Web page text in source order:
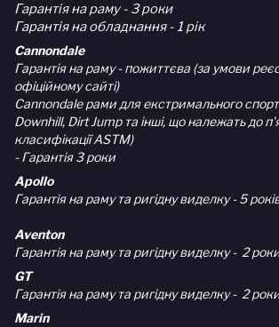
Гарантія на раму - 3 роки
Гарантія на обладнання - 1 рік
Cannondale
Гарантія на раму - пожиттєва (за умови
офіційному сайті)
Cannondale рами для екстримального
Downhill, Dirt Jump та інші, що належать до
класифікації ASTM)
- Гарантія 3 роки
Apollo
Гарантія на раму та ригідну виделку - 5
Aventon
Гарантія на раму та ригідну виделку - 2
GT
Гарантія на раму та ригідну виделку - 2
Marin